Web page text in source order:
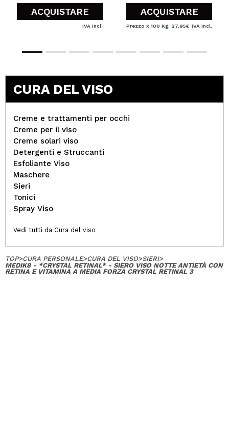
ACQUISTARE
IVA Incl.
ACQUISTARE
Prezzo x 100 Kg: 27,95€ IVA Incl.
CURA DEL VISO
Creme e trattamenti per occhi
Creme per il viso
Creme solari viso
Detergenti e Struccanti
Esfoliante Viso
Maschere
Sieri
Tonici
Spray Viso
Vedi tutti da Cura del viso
TOP>CURA PERSONALE>CURA DEL VISO>SIERI>
MEDIK8 - *CRYSTAL RETINAL* - SIERO VISO NOTTE ANTIETÀ CON
RETINA E VITAMINA A MEDIA FORZA CRYSTAL RETINAL 3